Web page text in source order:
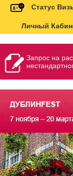
Статус
Личный
Запрос на